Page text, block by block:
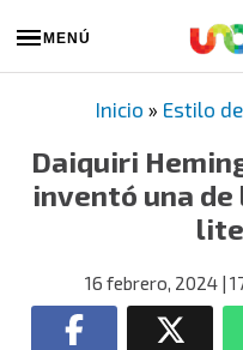
MENÚ
Inicio » Estilo
Daiquiri
inventó una
16 febrero, 2024 |